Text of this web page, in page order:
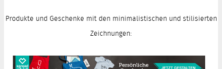
Produkte und Geschenke mit den minimalistischen und stilisierten
Zeichnungen: